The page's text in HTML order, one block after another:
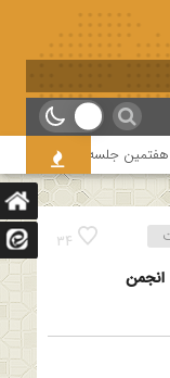
جلسه از فصل سوم سلسله
34
انجمن